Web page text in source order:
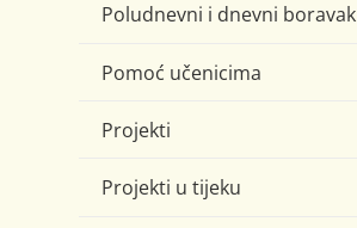
Poludnevni i dnevni boravak
Pomoć učenicima
Projekti
Projekti u tijeku